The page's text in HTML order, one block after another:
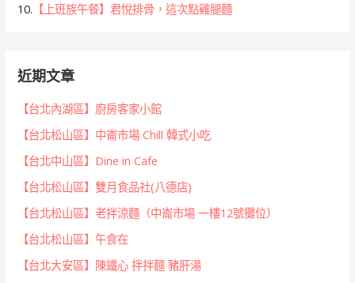
10. 【上班族午餐】君悅排骨，這次點雞腿麵
近期文章
【台北內湖區】廚房客家小館
【台北松山區】中崙市場 Chill 韓式小吃
【台北中山區】Dine in Cafe
【台北松山區】雙月食品社(八德店)
【台北松山區】老拌涼麵（中崙市場 一樓12號攤位）
【台北松山區】午食在
【台北大安區】陳鐵心 拌拌麵 豬肝湯